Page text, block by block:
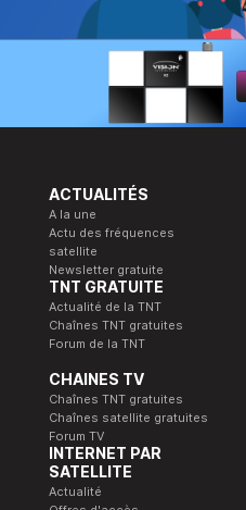
ACTUALITÉS
A la une
Actu des fréquences
satellite
Newsletter gratuite
TNT GRATUITE
Actualité de la TNT
Chaînes TNT gratuites
Forum de la TNT
CHAINES TV
Chaînes TNT gratuites
Chaînes satellite gratuites
Forum TV
INTERNET PAR
SATELLITE
Actualité